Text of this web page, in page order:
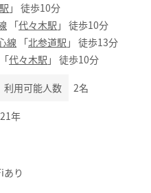
」 徒歩10分
「代々木駅 」 徒歩10分
線 「北参道駅 」 徒歩13分
「代々木駅 」 徒歩10分
利用可能人数 2名
年
り